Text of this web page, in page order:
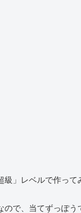
級」レベルで作って
ので、当てずっぽう